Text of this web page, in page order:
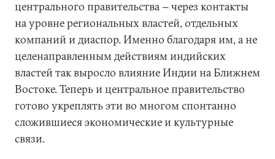
центрального правительства − через контакты
на уровне региональных властей, отдельных
компаний и диаспор. Именно благодаря им, а не
целенаправленным действиям индийских
властей так выросло влияние Индии на Ближнем
Востоке. Теперь и центральное правительство
готово укреплять эти во многом спонтанно
сложившиеся экономические и культурные
связи.